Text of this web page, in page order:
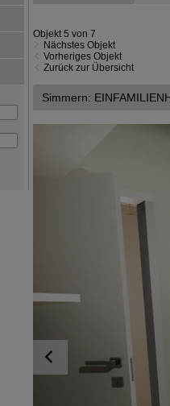
Objekt 5 von 7
Nächstes Objekt
Vorheriges Objekt
Zurück zur Übersicht
Simmern: